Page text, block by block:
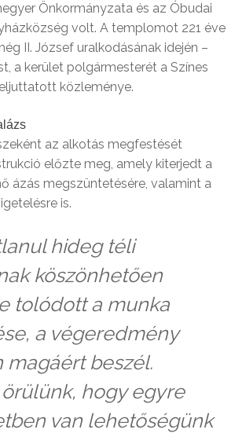
Önkormányzata és az Óbudai
volt. A templomot 221 éve
II. József uralkodásának idején –
a kerület polgármesterét a Színes
közleménye.
az alkotás megfestését
előzte meg, amely kiterjedt a
ázás megszüntetésére, valamint a
is.
hideg téli
köszönhetően
tolódott a munka
a végeredmény
magáért beszél.
hogy egyre
van lehetőségünk